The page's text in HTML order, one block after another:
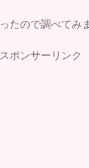
たので調べてみ
スポンサーリンク